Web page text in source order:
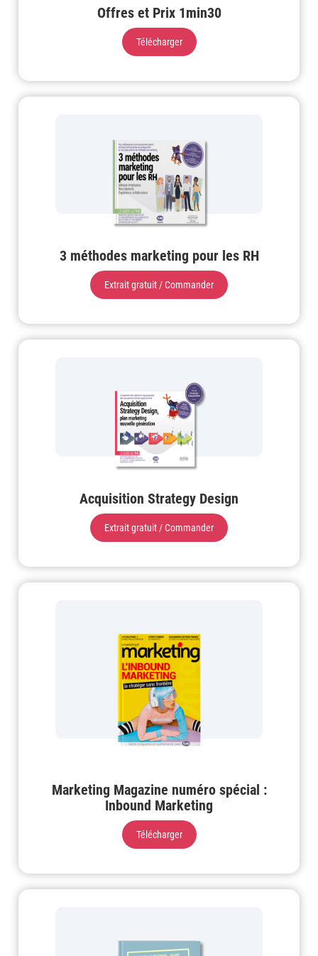
Offres et Prix 1min30
Télécharger
3 méthodes marketing pour les RH
Extrait gratuit / Commander
Acquisition Strategy Design
Extrait gratuit / Commander
Marketing Magazine numéro spécial :
Inbound Marketing
Télécharger